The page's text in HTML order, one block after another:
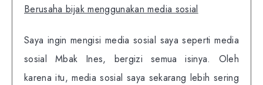
Berusaha bijak menggunakan media sosial
Saya ingin mengisi media sosial saya seperti media
sosial Mbak Ines, bergizi semua isinya. Oleh
karena itu, media sosial saya sekarang lebih sering